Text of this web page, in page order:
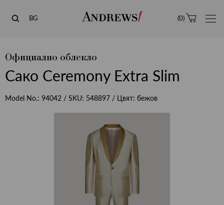
Andrews
BG (0)
Официално облекло
Сако Ceremony Extra Slim
Model No.: 94042 / SKU: 548897 / Цвят: бежов